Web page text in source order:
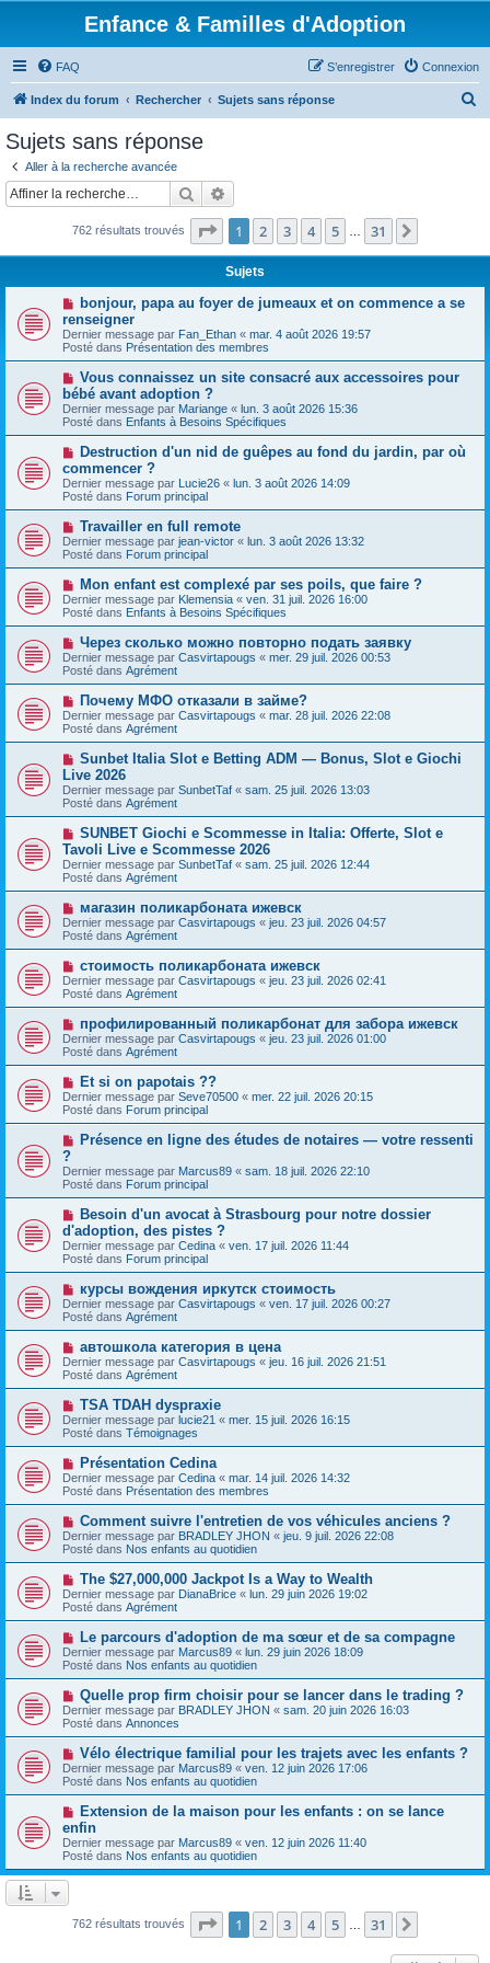
Enfance & Familles d'Adoption
FAQ Connexion
S’enregistrer
Index du forum Rechercher Sujets sans réponse
c
Sujets sans réponse
Aller à la recherche avancée
Rechercher
762 résultats trouvés Page 1sur31
1 2 3 4 5 31
Sujets
N
u
v
e
a
u
m
e
s
a
g
e
bonjour, papa au foyer de jumeaux et on commence a se
renseigner
Dernier message par Fan_Ethan « mar. 4 août 2026 19:57
Posté dans Présentation des membres
N
o
u
v
e
a
m
e
s
a
e
Vous connaissez un site consacré aux accessoires pour
bébé avant adoption ?
Dernier message par Mariange « lun. 3 août 2026 15:36
Posté dans Enfants à Besoins Spécifiques
N
u
v
e
a
m
e
s
s
a
g
e
Destruction d'un nid de guêpes au fond du jardin, par où
commencer ?
Dernier message par Lucie26 « lun. 3 août 2026 14:09
Posté dans Forum principal
N
o
u
v
e
a
u
m
e
s
s
a
g
e
Travailler en full remote
Dernier message par jean-victor « lun. 3 août 2026 13:32
Posté dans Forum principal
N
o
u
v
e
a
u
m
e
s
a
g
e
Mon enfant est complexé par ses poils, que faire ?
Dernier message par Klemensia « ven. 31 juil. 2026 16:00
Posté dans Enfants à Besoins Spécifiques
N
o
u
v
e
a
u
m
e
s
s
a
g
e
Через сколько можно повторно подать заявку
Dernier message par Casvirtapougs « mer. 29 juil. 2026 00:53
Posté dans Agrément
N
o
u
v
e
a
u
m
e
s
s
a
g
e
Почему МФО отказали в займе?
Dernier message par Casvirtapougs « mar. 28 juil. 2026 22:08
Posté dans Agrément
N
u
v
e
a
u
m
e
s
g
e
Sunbet Italia Slot e Betting ADM — Bonus, Slot e Giochi
Live 2026
Dernier message par SunbetTaf « sam. 25 juil. 2026 13:03
Posté dans Agrément
N
u
v
e
a
u
m
e
s
s
a
g
e
SUNBET Giochi e Scommesse in Italia: Offerte, Slot e
Tavoli Live e Scommesse 2026
Dernier message par SunbetTaf « sam. 25 juil. 2026 12:44
Posté dans Agrément
N
o
u
v
a
u
m
e
s
s
a
g
e
магазин поликарбоната ижевск
Dernier message par Casvirtapougs « jeu. 23 juil. 2026 04:57
Posté dans Agrément
N
o
u
v
a
u
m
e
s
a
g
e
стоимость поликарбоната ижевск
Dernier message par Casvirtapougs « jeu. 23 juil. 2026 02:41
Posté dans Agrément
N
o
u
v
e
a
u
m
e
g
e
профилированный поликарбонат для забора ижевск
Dernier message par Casvirtapougs « jeu. 23 juil. 2026 01:00
Posté dans Agrément
N
o
u
v
e
a
m
e
s
s
a
g
e
Et si on papotais ??
Dernier message par Seve70500 « mer. 22 juil. 2026 20:15
Posté dans Forum principal
N
v
e
a
m
e
s
g
e
Présence en ligne des études de notaires — votre ressenti
?
Dernier message par Marcus89 « sam. 18 juil. 2026 22:10
Posté dans Forum principal
N
u
v
e
a
u
m
e
s
s
a
g
e
Besoin d'un avocat à Strasbourg pour notre dossier
d'adoption, des pistes ?
Dernier message par Cedina « ven. 17 juil. 2026 11:44
Posté dans Forum principal
N
o
u
v
a
u
m
e
s
s
a
g
e
курсы вождения иркутск стоимость
Dernier message par Casvirtapougs « ven. 17 juil. 2026 00:27
Posté dans Agrément
N
o
u
v
e
u
m
e
s
a
g
e
автошкола категория в цена
Dernier message par Casvirtapougs « jeu. 16 juil. 2026 21:51
Posté dans Agrément
N
o
u
v
e
a
u
m
e
s
s
a
g
e
TSA TDAH dyspraxie
Dernier message par lucie21 « mer. 15 juil. 2026 16:15
Posté dans Témoignages
N
o
u
v
a
u
m
e
s
s
a
g
e
Présentation Cedina
Dernier message par Cedina « mar. 14 juil. 2026 14:32
Posté dans Présentation des membres
N
o
u
v
e
u
m
e
s
a
g
e
Comment suivre l'entretien de vos véhicules anciens ?
Dernier message par BRADLEY JHON « jeu. 9 juil. 2026 22:08
Posté dans Nos enfants au quotidien
N
o
u
v
e
a
u
m
e
s
s
a
g
e
The $27,000,000 Jackpot Is a Way to Wealth
Dernier message par DianaBrice « lun. 29 juin 2026 19:02
Posté dans Agrément
N
o
u
v
a
u
m
e
s
s
a
g
e
Le parcours d'adoption de ma sœur et de sa compagne
Dernier message par Marcus89 « lun. 29 juin 2026 18:09
Posté dans Nos enfants au quotidien
N
o
u
v
e
u
m
e
s
a
g
e
Quelle prop firm choisir pour se lancer dans le trading ?
Dernier message par BRADLEY JHON « sam. 20 juin 2026 16:03
Posté dans Annonces
N
o
u
v
e
a
u
m
e
s
e
Vélo électrique familial pour les trajets avec les enfants ?
Dernier message par Marcus89 « ven. 12 juin 2026 17:06
Posté dans Nos enfants au quotidien
N
o
u
v
e
a
s
Extension de la maison pour les enfants : on se lance
enfin
Dernier message par Marcus89 « ven. 12 juin 2026 11:40
Posté dans Nos enfants au quotidien
762 résultats trouvés Page 1sur31
1 2 3 4 5 31